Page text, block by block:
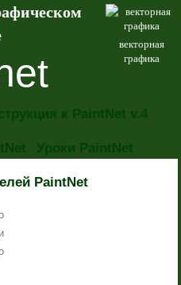
векторная
графика
к PaintNet v.4
Уроки PaintNet
PaintNet